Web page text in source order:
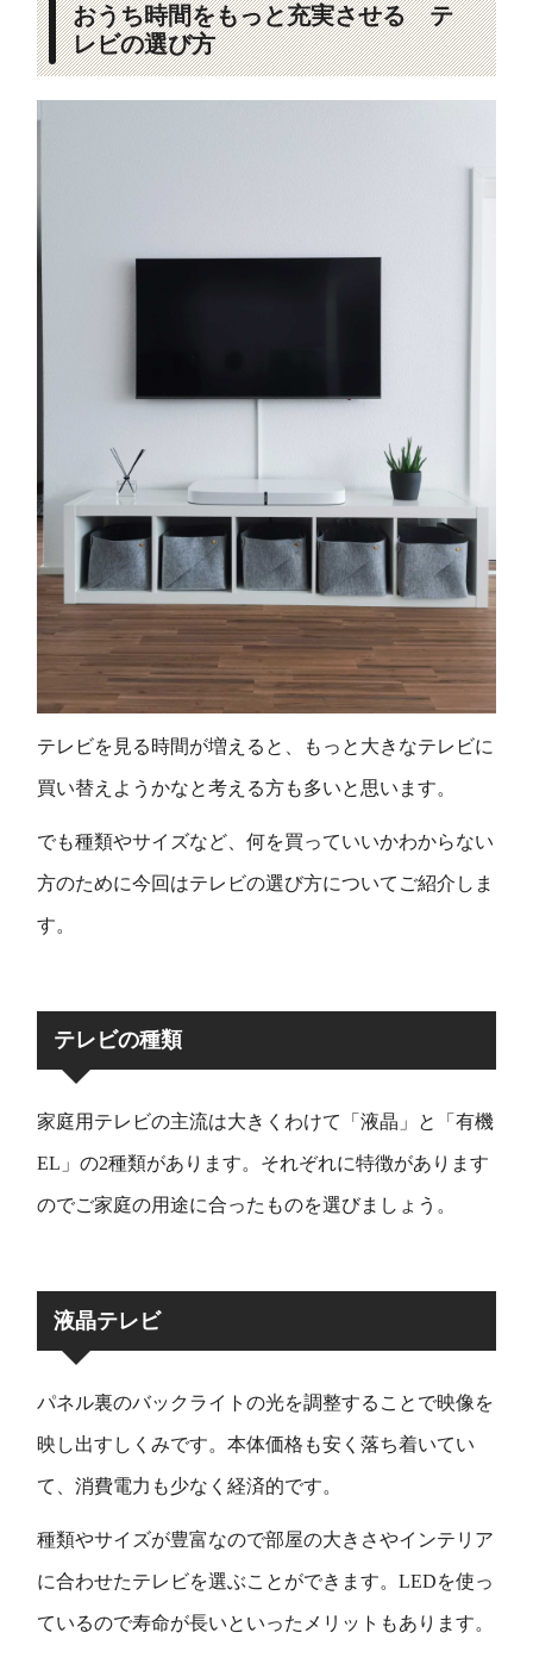
おうち時間をもっと充実させる テ
レビの選び方
テレビを見る時間が増えると、もっと大きなテレビに
買い替えようかなと考える方も多いと思います。
でも種類やサイズなど、何を買っていいかわからない
方のために今回はテレビの選び方についてご紹介しま
す。
テレビの種類
家庭用テレビの主流は大きくわけて「液晶」と「有機
EL」の2種類があります。それぞれに特徴があります
のでご家庭の用途に合ったものを選びましょう。
液晶テレビ
パネル裏のバックライトの光を調整することで映像を
映し出すしくみです。本体価格も安く落ち着いてい
て、消費電力も少なく経済的です。
種類やサイズが豊富なので部屋の大きさやインテリア
に合わせたテレビを選ぶことができます。LEDを使っ
ているので寿命が長いといったメリットもあります。